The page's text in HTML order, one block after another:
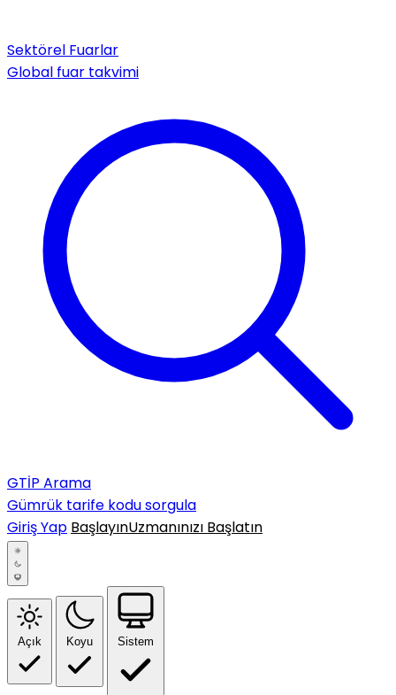
Sektörel Fuarlar
Global fuar takvimi
GTİP Arama
Gümrük tarife kodu sorgula
Giriş Yap BaşlayınUzmanınızı Başlatın
Açık Koyu Sistem